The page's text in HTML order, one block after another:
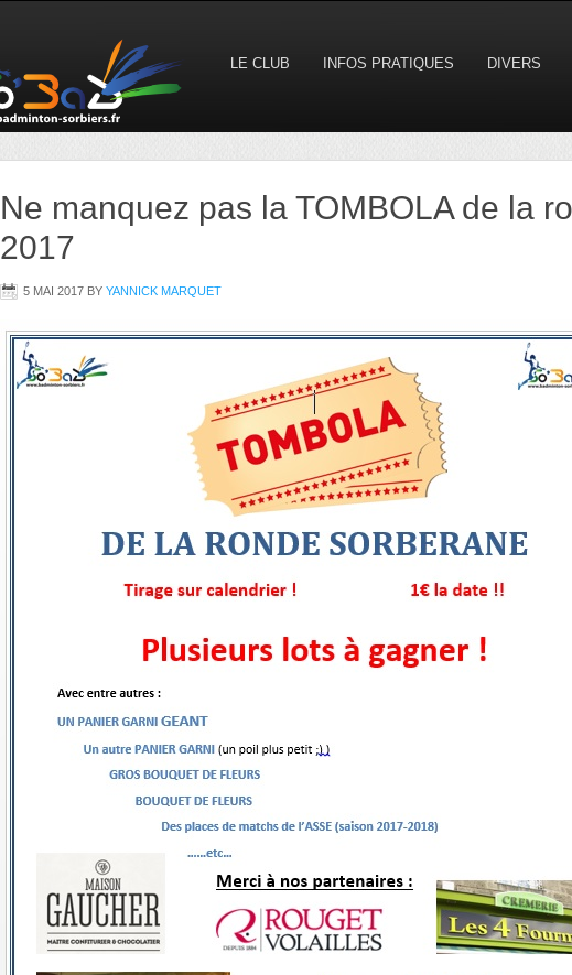
LE CLUB INFOS PRATIQUES DIVERS
Ne manquez pas la TOMBOLA de la
2017
5 MAI 2017 BY YANNICK MARQUET